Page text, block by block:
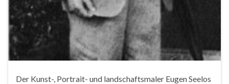
Der Kunst-, Portrait- und landschaftsmaler Eugen Seelos